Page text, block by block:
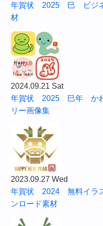
年賀状 2025 巳 ビジ
材
2024.09.21 Sat
年賀状 2025 巳年 か
リー画像集
2023.09.27 Wed
年賀状 2024 無料イラ
ンロード素材